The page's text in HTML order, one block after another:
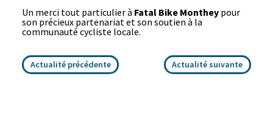
Un merci tout particulier à Fatal Bike Montheypour
son précieux partenariat et son soutien à la
communauté cycliste locale.
Actualité précédente Actualité suivante